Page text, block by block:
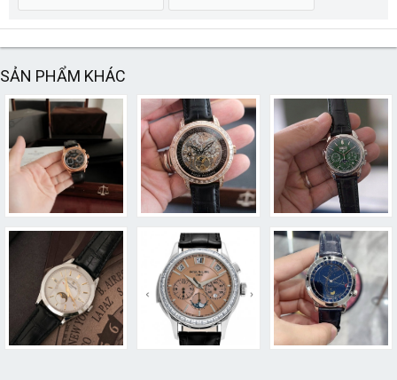
SẢN PHẨM KHÁC